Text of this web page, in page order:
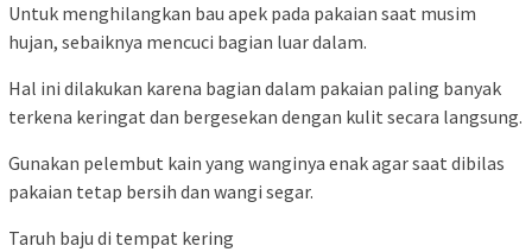
Untuk menghilangkan bau apek pada pakaian saat musim
hujan, sebaiknya mencuci bagian luar dalam.
Hal ini dilakukan karena bagian dalam pakaian paling banyak
terkena keringat dan bergesekan dengan kulit secara langsung.
Gunakan pelembut kain yang wanginya enak agar saat dibilas
pakaian tetap bersih dan wangi segar.
Taruh baju di tempat kering